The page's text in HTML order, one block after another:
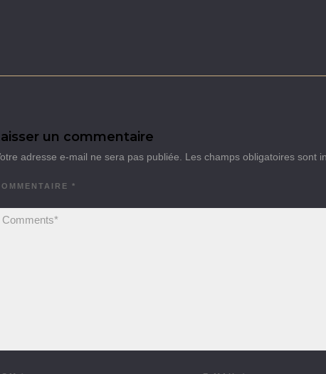
un commentaire
adresse e-mail ne sera pas publiée. Les champs obligatoires sont
*